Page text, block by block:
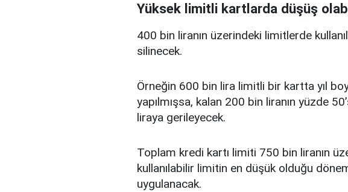
Yüksek limitli kartlarda düşüş
400 bin liranın üzerindeki limitlerde
silinecek.
Örneğin 600 bin lira limitli bir kartta yıl
yapılmışsa, kalan 200 bin liranın yüzde
liraya gerileyecek.
Toplam kredi kartı limiti 750 bin liranın
kullanılabilir limitin en düşük olduğu
uygulanacak.